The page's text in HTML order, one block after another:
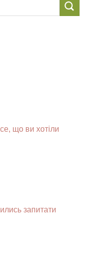
що ви хотіли
запитати